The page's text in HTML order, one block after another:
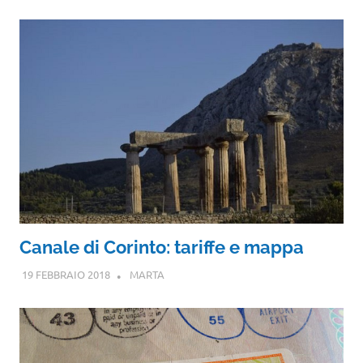
Canale di Corinto: tariffe e mappa
19 FEBBRAIO 2018 MARTA